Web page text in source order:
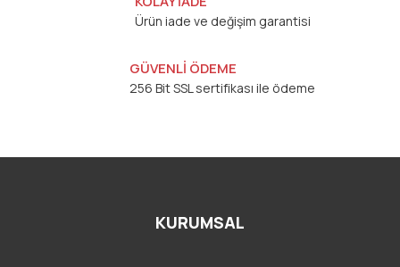
Ürün iade ve değişim garantisi
GÜVENLİ ÖDEME
256 Bit SSL sertifikası ile ödeme
KURUMSAL